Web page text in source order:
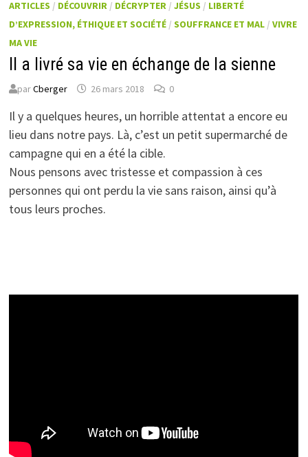
ARTICLES / DÉCOUVRIR / DÉCRYPTER /JÉSUS / LIBERTÉ
D’EXPRESSION, ÉTHIQUE ET SOCIÉTÉ /SOUFFRANCE ET MAL /VIVRE
MA VIE
Il a livré sa vie en échange de la sienne
parCberger 26 mars 2018 0
Il y a quelques heures, un horrible attentat a encore eu
lieu dans notre pays. Là, c’est un petit supermarché de
campagne qui en a été la cible.
Nous pensons avec tristesse et compassion à ces
personnes qui ont perdu la vie sans raison, ainsi qu’à
tous leurs proches.